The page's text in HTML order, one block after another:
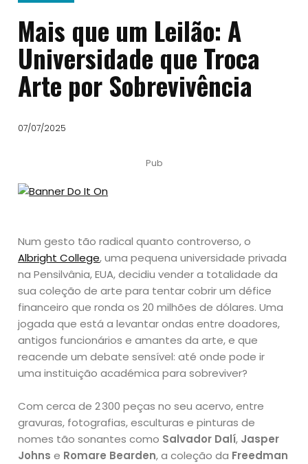
Mais que um Leilão: A
Universidade que Troca
Arte por Sobrevivência
07/07/2025
Pub
Num gesto tão radical quanto controverso, o
Albright College, uma pequena universidade privada
na Pensilvânia, EUA, decidiu vender a totalidade da
sua coleção de arte para tentar cobrir um défice
financeiro que ronda os 20 milhões de dólares. Uma
jogada que está a levantar ondas entre doadores,
antigos funcionários e amantes da arte, e que
reacende um debate sensível: até onde pode ir
uma instituição académica para sobreviver?
Com cerca de 2 300 peças no seu acervo, entre
gravuras, fotografias, esculturas e pinturas de
nomes tão sonantes como Salvador Dalí, Jasper
Johns e Romare Bearden, a coleção da Freedman